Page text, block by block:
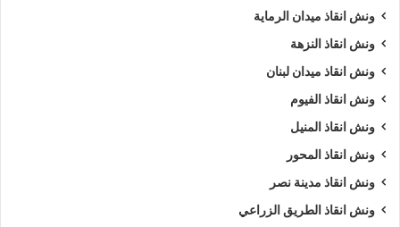
ونش انقاذ ميدان الرماية
ونش انقاذ النزهة
ونش انقاذ ميدان لبنان
ونش انقاذ الفيوم
ونش انقاذ المنيل
ونش انقاذ المحور
ونش انقاذ مدينة نصر
ونش انقاذ الطريق الزراعي